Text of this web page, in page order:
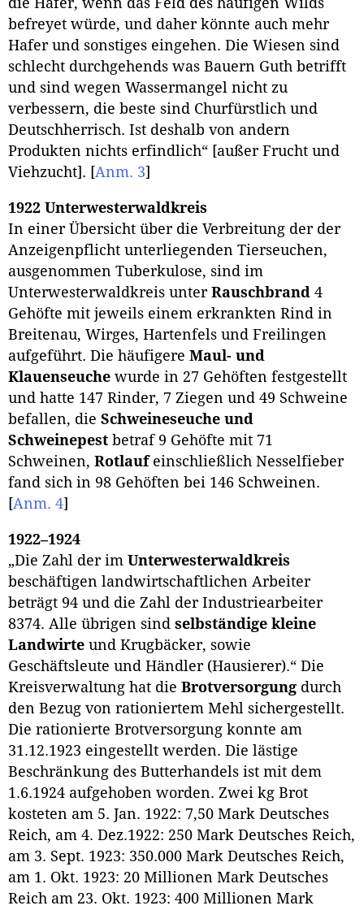
die Hafer, wenn das Feld des häufigen Wilds
befreyet würde, und daher könnte auch mehr
Hafer und sonstiges eingehen. Die Wiesen sind
schlecht durchgehends was Bauern Guth betrifft
und sind wegen Wassermangel nicht zu
verbessern, die beste sind Churfürstlich und
Deutschherrisch. Ist deshalb von andern
Produkten nichts erfindlich“ [außer Frucht und
Viehzucht]. [Anm. 3]
1922 Unterwesterwaldkreis
In einer Übersicht über die Verbreitung der der
Anzeigenpflicht unterliegenden Tierseuchen,
ausgenommen Tuberkulose, sind im
Unterwesterwaldkreis unter Rauschbrand 4
Gehöfte mit jeweils einem erkrankten Rind in
Breitenau, Wirges, Hartenfels und Freilingen
aufgeführt. Die häufigere Maul- und
Klauenseuche wurde in 27 Gehöften festgestellt
und hatte 147 Rinder, 7 Ziegen und 49 Schweine
befallen, die Schweineseuche und
Schweinepest betraf 9 Gehöfte mit 71
Schweinen, Rotlauf einschließlich Nesselfieber
fand sich in 98 Gehöften bei 146 Schweinen.
[Anm. 4]
1922–1924
„Die Zahl der im Unterwesterwaldkreis
beschäftigen landwirtschaftlichen Arbeiter
beträgt 94 und die Zahl der Industriearbeiter
8374. Alle übrigen sind selbständige kleine
Landwirte und Krugbäcker, sowie
Geschäftsleute und Händler (Hausierer).“ Die
Kreisverwaltung hat die Brotversorgung durch
den Bezug von rationiertem Mehl sichergestellt.
Die rationierte Brotversorgung konnte am
31.12.1923 eingestellt werden. Die lästige
Beschränkung des Butterhandels ist mit dem
1.6.1924 aufgehoben worden. Zwei kg Brot
kosteten am 5. Jan. 1922: 7,50 Mark Deutsches
Reich, am 4. Dez.1922: 250 Mark Deutsches Reich,
am 3. Sept. 1923: 350.000 Mark Deutsches Reich,
am 1. Okt. 1923: 20 Millionen Mark Deutsches
Reich am 23. Okt. 1923: 400 Millionen Mark